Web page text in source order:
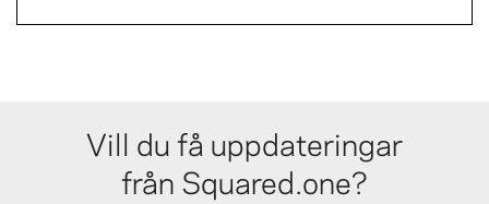
Vill du få uppdateringar
från Squared.one?